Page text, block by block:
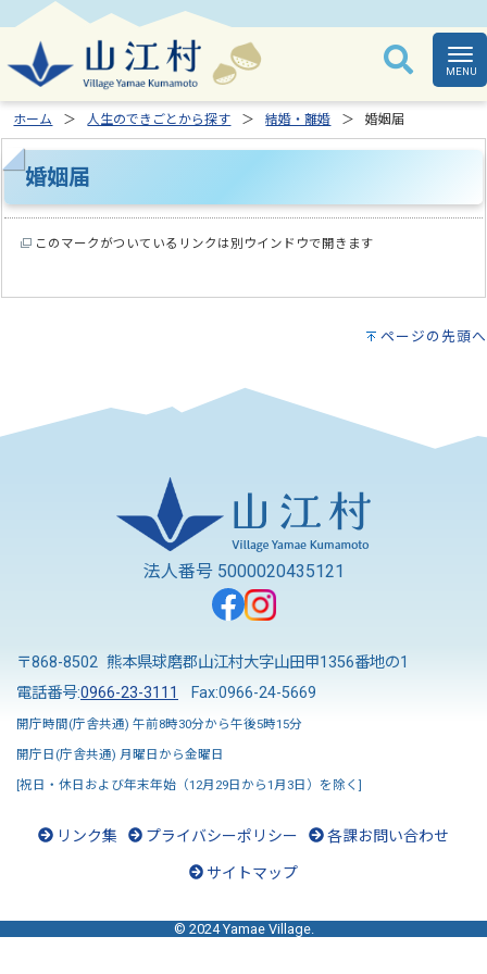
ホーム 人生のできごとから探す 結婚・離婚 婚姻届
婚姻届
このマークがついているリンクは別ウインドウで開きます
ページの先頭へ
法人番号 5000020435121
〒868-8502 熊本県球磨郡山江村大字山田甲1356番地の1
電話番号:0966-23-3111 Fax:0966-24-5669
開庁時間(庁舎共通) 午前8時30分から午後5時15分
開庁日(庁舎共通) 月曜日から金曜日
[祝日・休日および年末年始（12月29日から1月3日）を除く]
リンク集 プライバシーポリシー 各課お問い合わせ
サイトマップ
© 2024 Yamae Village.